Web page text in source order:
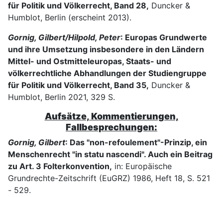
für Politik und Völkerrecht, Band 28, Duncker &
Humblot, Berlin (erscheint 2013).
Gornig, Gilbert/Hilpold, Peter: Europas Grundwerte
und ihre Umsetzung insbesondere in den Ländern
Mittel- und Ostmitteleuropas, Staats- und
völkerrechtliche Abhandlungen der Studiengruppe
für Politik und Völkerrecht, Band 35, Duncker &
Humblot, Berlin 2021, 329 S.
Aufsätze, Kommentierungen,
Fallbesprechungen:
Gornig, Gilbert: Das "non-refoulement"-Prinzip, ein
Menschenrecht "in statu nascendi". Auch ein Beitrag
zu Art. 3 Folterkonvention, in: Europäische
Grundrechte-Zeitschrift (EuGRZ) 1986, Heft 18, S. 521
- 529.